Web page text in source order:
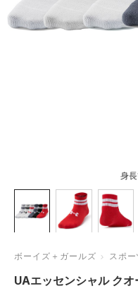
身
ボーイズ＋ガールズ スポ
UAエッセンシャル クオ